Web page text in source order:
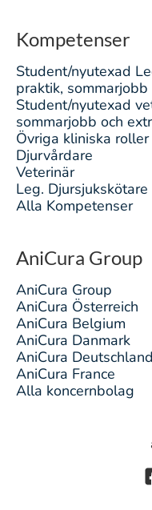
Kompetenser
Student/nyutexad
praktik,
Student/nyutexad
sommarjobb och
Övriga kliniska roller
Djurvårdare
Veterinär
Leg. Djursjukskötare
Alla Kompetenser
AniCura Group
AniCura Group
AniCura Österreich
AniCura Belgium
AniCura Danmark
AniCura Deutschland
AniCura France
Alla koncernbolag